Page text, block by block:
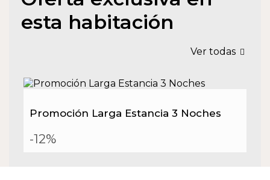
esta habitación
Ver todas
Promoción Larga Estancia 3 Noches
-12%